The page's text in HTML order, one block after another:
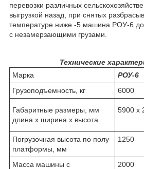
перевозки различных
выгрузкой назад, при снятых
температуре ниже -5 машина РОУ-6
с незамерзающими грузами.
Технические
Марка
РОУ-6
Грузоподъемность, кг
6000
Габаритные размеры, мм
длина х ширина х высота
5900 х
Погрузочная высота по полу
платформы, мм
1250
Масса машины с
2000